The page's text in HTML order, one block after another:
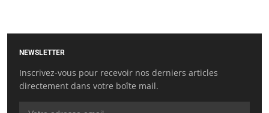
NEWSLETTER
Inscrivez-vous pour recevoir nos derniers articles
directement dans votre boîte mail.